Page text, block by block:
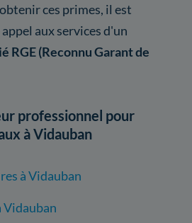
ces primes, il est
aux services d'un
RGE (Reconnu Garant de
professionnel pour
à Vidauban
à Vidauban
Vidauban